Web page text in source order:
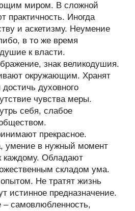
миром. В сложной
практичность. Иногда
и аскетизму. Неумение
в то же время
к власти.
знак великодушия.
окружающим. Хранят
духовного
чувства меры.
себя, слабое
прекрасное.
умение в нужный момент
каждому. Обладают
складом ума.
Не тратят жизнь
истинное предназначение.
самовлюбленность,